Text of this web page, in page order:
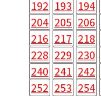
192 193 194
204 205 206
216 217 218
228 229 230
240 241 242
252 253 254